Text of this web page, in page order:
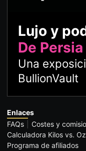
Lujo y
De
Una
BullionVault
Enlaces
FAQs
Costes y
Calculadora Kilos vs. Oz
Programa de afiliados